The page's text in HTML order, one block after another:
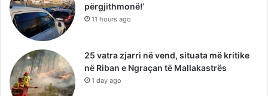
përgjithmonë!’
11 hours ago
25 vatra zjarri në vend, situata më kritike
në Riban e Ngraçan të Mallakastrës
1 day ago